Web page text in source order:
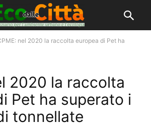
nel 2020 la raccolta europea di Pet ha
2020 la raccolta
Pet ha superato i
tonnellate